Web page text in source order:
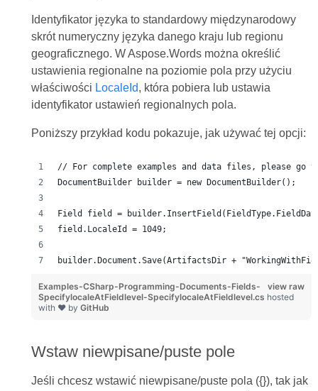
Identyfikator języka to standardowy międzynarodowy
skrót numeryczny języka danego kraju lub regionu
geograficznego. W Aspose.Words można określić
ustawienia regionalne na poziomie pola przy użyciu
właściwości LocaleId, która pobiera lub ustawia
identyfikator ustawień regionalnych pola.
Poniższy przykład kodu pokazuje, jak używać tej opcji:
// For complete examples and data files, please go
DocumentBuilder builder = new DocumentBuilder();
Field field =
field.LocaleId = 1049;
builder.Document.Save(ArtifactsDir +
view raw
Examples-CSharp-Programming-Documents-Fields-
SpecifylocaleAtFieldlevel-SpecifylocaleAtFieldlevel.cs hosted
with ❤ by GitHub
Wstaw niewpisane/puste pole
Jeśli chcesz wstawić niewpisane/puste pola ({}), tak jak